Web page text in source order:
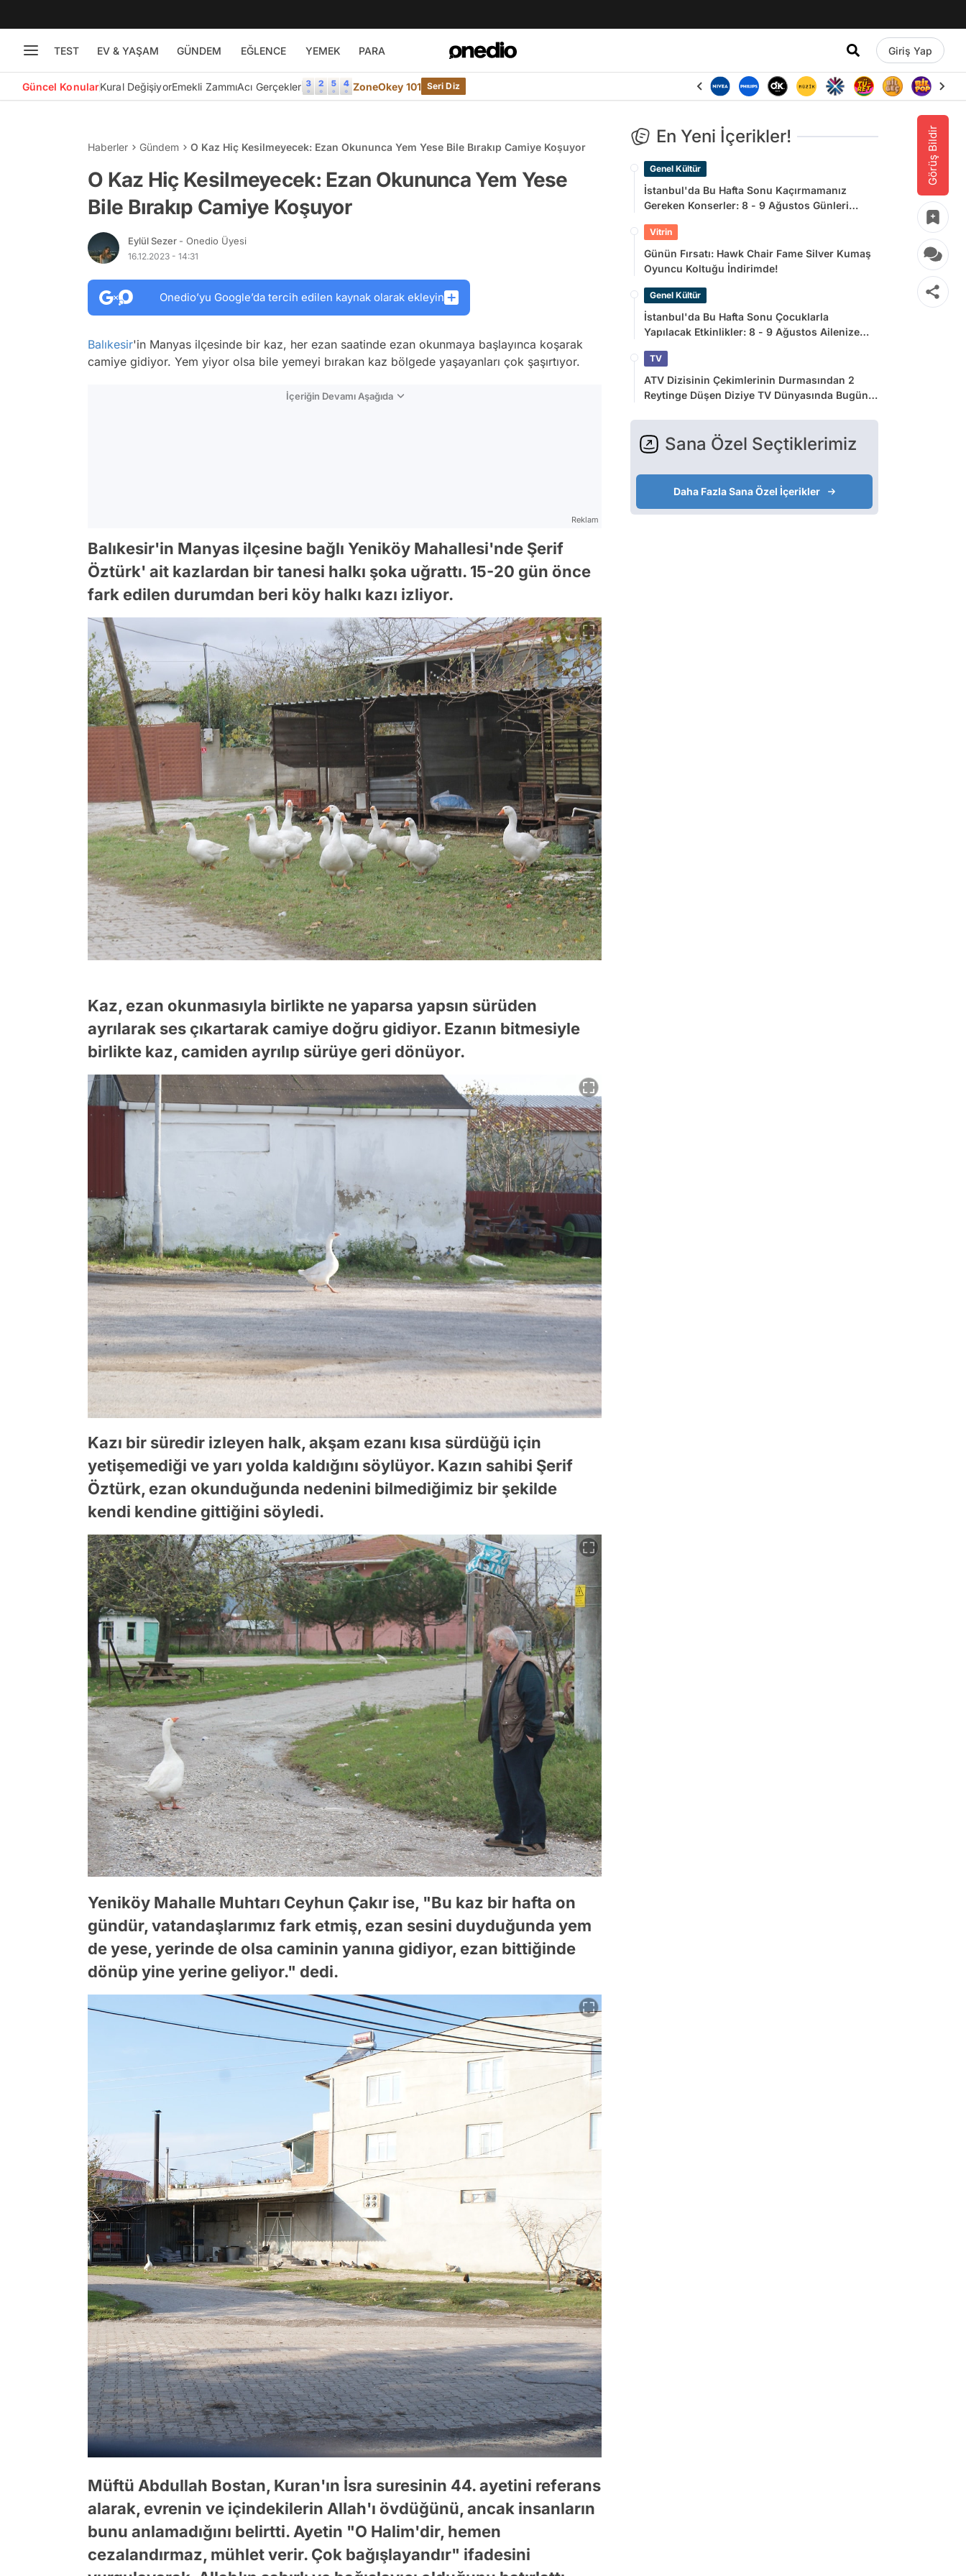
TEST EV & YAŞAM GÜNDEM EĞLENCE YEMEK PARA Giriş Yap
Güncel KonularKural DeğişiyorEmekli ZammıAcı Gerçekler ZoneOkey 101 Seri Diz
Görüş Bildir
Haberler Gündem O Kaz Hiç Kesilmeyecek: Ezan Okununca Yem Yese Bile Bırakıp Camiye Koşuyor
O Kaz Hiç Kesilmeyecek: Ezan Okununca Yem Yese
Bile Bırakıp Camiye Koşuyor
Eylül Sezer - Onedio Üyesi
16.12.2023 - 14:31
Onedio’yu Google’da tercih edilen kaynak olarak ekleyin
Balıkesir'in Manyas ilçesinde bir kaz, her ezan saatinde ezan okunmaya başlayınca koşarak
camiye gidiyor. Yem yiyor olsa bile yemeyi bırakan kaz bölgede yaşayanları çok şaşırtıyor.
İçeriğin Devamı Aşağıda
Reklam
Balıkesir'in Manyas ilçesine bağlı Yeniköy Mahallesi'nde Şerif
Öztürk' ait kazlardan bir tanesi halkı şoka uğrattı. 15-20 gün önce
fark edilen durumdan beri köy halkı kazı izliyor.
Kaz, ezan okunmasıyla birlikte ne yaparsa yapsın sürüden
ayrılarak ses çıkartarak camiye doğru gidiyor. Ezanın bitmesiyle
birlikte kaz, camiden ayrılıp sürüye geri dönüyor.
Kazı bir süredir izleyen halk, akşam ezanı kısa sürdüğü için
yetişemediği ve yarı yolda kaldığını söylüyor. Kazın sahibi Şerif
Öztürk, ezan okunduğunda nedenini bilmediğimiz bir şekilde
kendi kendine gittiğini söyledi.
Yeniköy Mahalle Muhtarı Ceyhun Çakır ise, "Bu kaz bir hafta on
gündür, vatandaşlarımız fark etmiş, ezan sesini duyduğunda yem
de yese, yerinde de olsa caminin yanına gidiyor, ezan bittiğinde
dönüp yine yerine geliyor." dedi.
Müftü Abdullah Bostan, Kuran'ın İsra suresinin 44. ayetini referans
alarak, evrenin ve içindekilerin Allah'ı övdüğünü, ancak insanların
bunu anlamadığını belirtti. Ayetin "O Halim'dir, hemen
cezalandırmaz, mühlet verir. Çok bağışlayandır" ifadesini
En Yeni İçerikler!
Genel Kültür
İstanbul'da Bu Hafta Sonu Kaçırmamanız
Gereken Konserler: 8 - 9 Ağustos Günleri
Vitrin
Günün Fırsatı: Hawk Chair Fame Silver Kumaş
Oyuncu Koltuğu İndirimde!
Genel Kültür
İstanbul'da Bu Hafta Sonu Çocuklarla
Yapılacak Etkinlikler: 8 - 9 Ağustos Ailenize
TV
ATV Dizisinin Çekimlerinin Durmasından 2
Reytinge Düşen Diziye TV Dünyasında Bugün
Sana Özel Seçtiklerimiz
Daha Fazla Sana Özel İçerikler